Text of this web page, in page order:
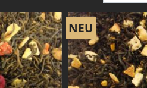
NEU